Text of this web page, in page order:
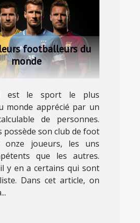
footballeurs du
monde
est le sport le plus
monde apprécié par un
de personnes.
possède son club de foot
onze joueurs, les uns
que les autres.
y en a certains qui sont
Dans cet article, on